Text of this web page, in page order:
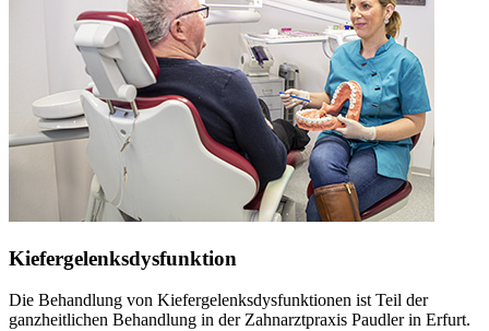
Kiefergelenksdysfunktion
Die Behandlung von Kiefergelenksdysfunktionen ist Teil der
ganzheitlichen Behandlung in der Zahnarztpraxis Paudler in Erfurt.